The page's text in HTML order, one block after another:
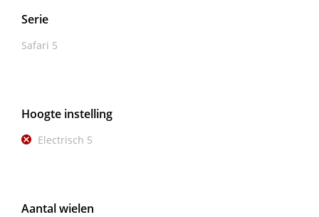
Serie
Safari 5
Hoogte instelling
Electrisch 5
Aantal wielen